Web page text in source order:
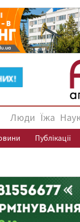
Люди Їжа
Публікації